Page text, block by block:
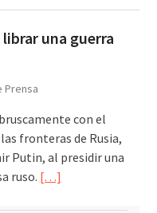
una guerra
Prensa
con el
fronteras de Rusia,
Putin, al presidir una
ruso. […]